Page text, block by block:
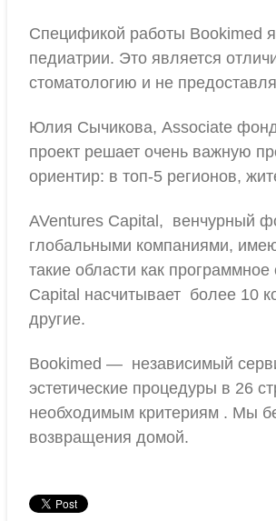
Спецификой работы Bookimed
педиатрии. Это является
стоматологию и не
Юлия Сычикова, Associate
проект решает очень важную
ориентир: в топ-5 регионов,
AVentures Capital, венчурный
глобальными компаниями,
такие области как
Capital насчитывает более 10
другие.
Bookimed — независимый
эстетические процедуры в 26
необходимым критериям . Мы
возвращения домой.